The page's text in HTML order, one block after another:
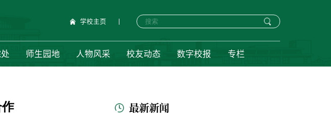
学校主页
师生园地 人物风采 校友动态 数字校报 专栏
最新新闻